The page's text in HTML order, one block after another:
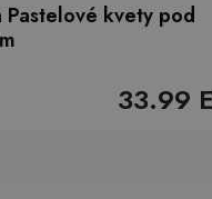
Pastelové kvety pod
33.99